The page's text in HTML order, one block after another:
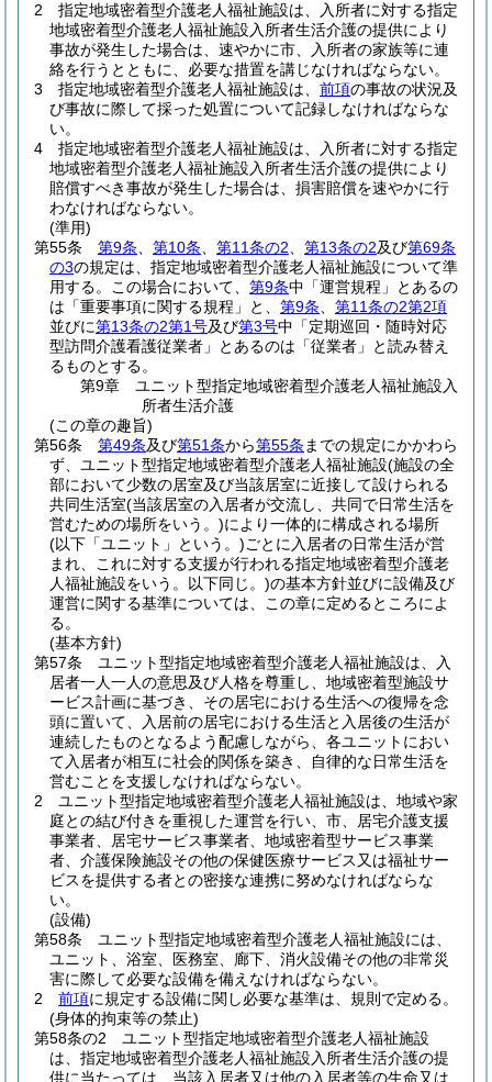
2
指定地域密着型介護老人福祉施設は、入所者に対する指定
地域密着型介護老人福祉施設入所者生活介護の提供により
事故が発生した場合は、速やかに市、入所者の家族等に連
絡を行うとともに、必要な措置を講じなければならない。
3
指定地域密着型介護老人福祉施設は、 前項の事故の状況及
び事故に際して採った処置について記録しなければならな
い。
4
指定地域密着型介護老人福祉施設は、入所者に対する指定
地域密着型介護老人福祉施設入所者生活介護の提供により
賠償すべき事故が発生した場合は、損害賠償を速やかに行
わなければならない。
(準用)
第55条
第9条 第10条 第11条の2 第13条の2及び第69条
の3の規定は、指定地域密着型介護老人福祉施設について準
用する。
この場合において、 第9条中「運営規程」とあるの
は「重要事項に関する規程」と、 第9条
第11条の2第2項
並びに第13条の2第1号及び第3号中「定期巡回・随時対応
型訪問介護看護従業者」とあるのは「従業者」と読み替え
るものとする。
第9章
ユニット型指定地域密着型介護老人福祉施設入
所者生活介護
(この章の趣旨)
第56条
第49条及び第51条から第55条 までの規定にかかわら
ず、ユニット型指定地域密着型介護老人福祉施設(施設の全
部において少数の居室及び当該居室に近接して設けられる
共同生活室(当該居室の入居者が交流し、共同で日常生活を
営むための場所をいう。)により一体的に構成される場所
(以下「ユニット」という。)ごとに入居者の日常生活が営
まれ、これに対する支援が行われる指定地域密着型介護老
人福祉施設をいう。以下同じ。)の基本方針並びに設備及び
運営に関する基準については、この章に定めるところによ
る。
(基本方針)
第57条
ユニット型指定地域密着型介護老人福祉施設は、入
居者一人一人の意思及び人格を尊重し、地域密着型施設サ
ービス計画に基づき、その居宅における生活への復帰を念
頭に置いて、入居前の居宅における生活と入居後の生活が
連続したものとなるよう配慮しながら、各ユニットにおい
て入居者が相互に社会的関係を築き、自律的な日常生活を
営むことを支援しなければならない。
2
ユニット型指定地域密着型介護老人福祉施設は、地域や家
庭との結び付きを重視した運営を行い、市、居宅介護支援
事業者、居宅サービス事業者、地域密着型サービス事業
者、介護保険施設その他の保健医療サービス又は福祉サー
ビスを提供する者との密接な連携に努めなければならな
い。
(設備)
第58条
ユニット型指定地域密着型介護老人福祉施設には、
ユニット、浴室、医務室、廊下、消火設備その他の非常災
害に際して必要な設備を備えなければならない。
2
前項に規定する設備に関し必要な基準は、規則で定める。
(身体的拘束等の禁止)
第58条の2
ユニット型指定地域密着型介護老人福祉施設
は、指定地域密着型介護老人福祉施設入所者生活介護の提
供に当たっては、当該入居者又は他の入居者等の生命又は